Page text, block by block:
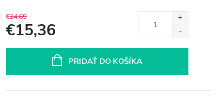
€24,69
€15,36
PRIDAŤ DO KOŠÍKA